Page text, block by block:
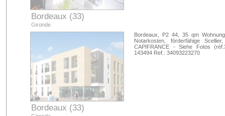
Bordeaux (33)
Gironde
Bordeaux (33)
Bordeaux, P2 44, 35 qm
Notarkosten, förderfähige
CAPIFRANCE - Siehe Fotos
143494 Ref.: 34093223270